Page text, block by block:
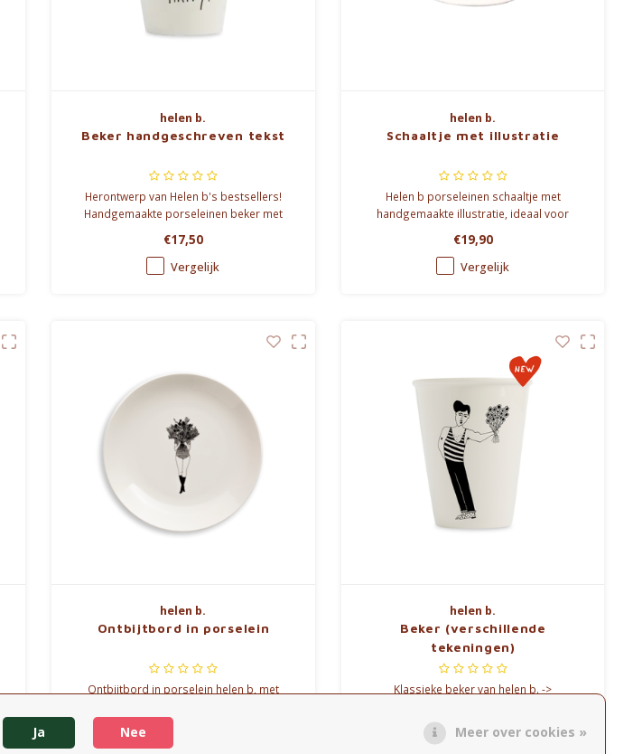
helen b.
Beker handgeschreven tekst
Herontwerp van Helen b's bestsellers!
Handgemaakte porseleinen beker met
Vaatwas-, oven- en
microgolfovenbestendig. Hoogte: 9,5 cm.
€17,50
Vergelijk
helen b.
Schaaltje met illustratie
Helen b porseleinen schaaltje met
handgemaakte illustratie, ideaal voor
microgolfbestendig. Afmetingen: 13,5 x 9,5
cm.
€19,90
Vergelijk
helen b.
Ontbijtbord in porselein
Ontbijtbord in porselein helen b, met
helen b.
Beker (verschillende
tekeningen)
Klassieke beker van helen b. ->
€17,50
Ja Nee Meer over cookies »